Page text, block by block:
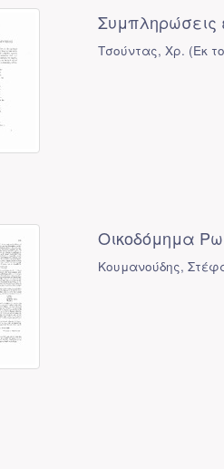
Συμπληρώσεις
Τσούντας, Χρ. (Εκ
Οικοδόμημα
Κουμανούδης,